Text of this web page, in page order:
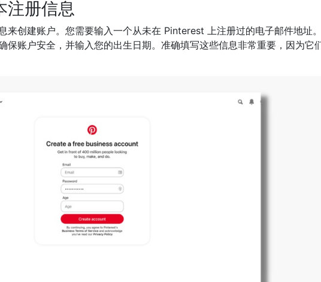
注册信息
来创建账户。您需要输入一个从未在 Pinterest 上注册过的电子邮件地址
保账户安全，并输入您的出生日期。准确填写这些信息非常重要，因为它